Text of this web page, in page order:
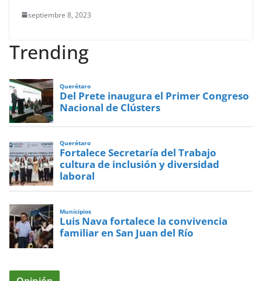
septiembre 8, 2023
Trending
Querétaro
Del Prete inaugura el Primer Congreso
Nacional de Clústers
Querétaro
Fortalece Secretaría del Trabajo
cultura de inclusión y diversidad
laboral
Municipios
Luis Nava fortalece la convivencia
familiar en San Juan del Río